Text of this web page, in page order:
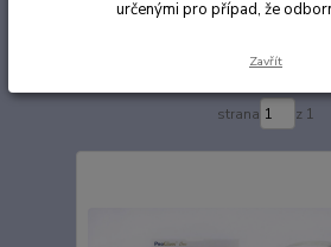
Nejlevnější Nejdražší
Zobrazuji 1-8 z 8
strana z 1
určenými pro případ, že
Zavřít